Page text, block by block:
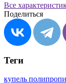
Все
Поделиться
Теги
купель